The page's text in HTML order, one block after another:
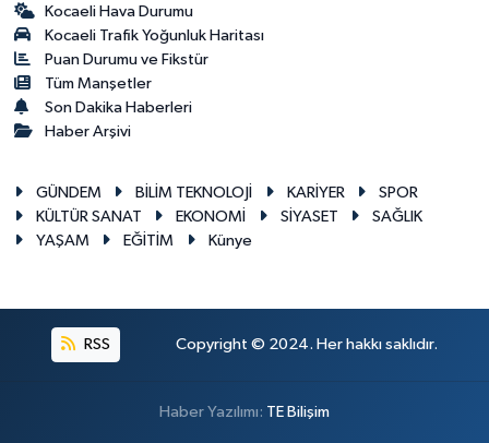
Kocaeli Hava Durumu
Kocaeli Trafik Yoğunluk Haritası
Puan Durumu ve Fikstür
Tüm Manşetler
Son Dakika Haberleri
Haber Arşivi
GÜNDEM BİLİM TEKNOLOJİ KARİYER
SPOR
KÜLTÜR SANAT
EKONOMİ SİYASET
SAĞLIK
YAŞAM
EĞİTİM Künye
RSS Copyright © 2024. Her hakkı saklıdır.
Haber Yazılımı: TE Bilişim